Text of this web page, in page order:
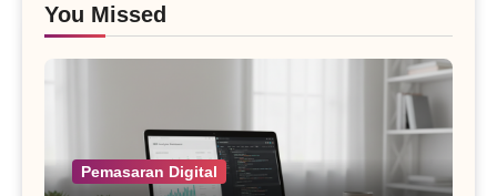
You Missed
Pemasaran Digital